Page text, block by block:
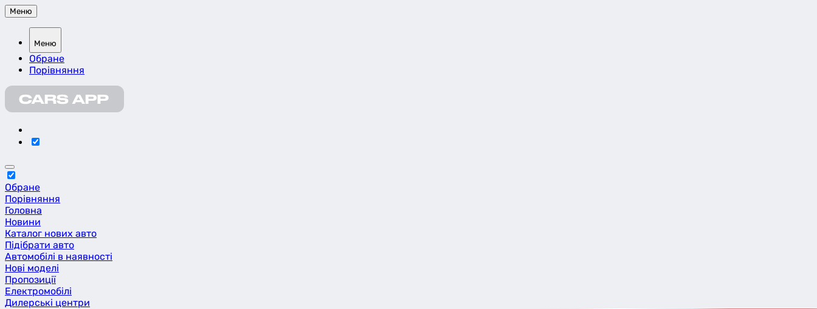
Меню
Меню
Обране
Порівняння
Обране
Порівняння
Головна
Новини
Каталог нових авто
Підібрати авто
Автомобілі в наявності
Нові моделі
Пропозиції
Eлектромобілі
Дилерські центри